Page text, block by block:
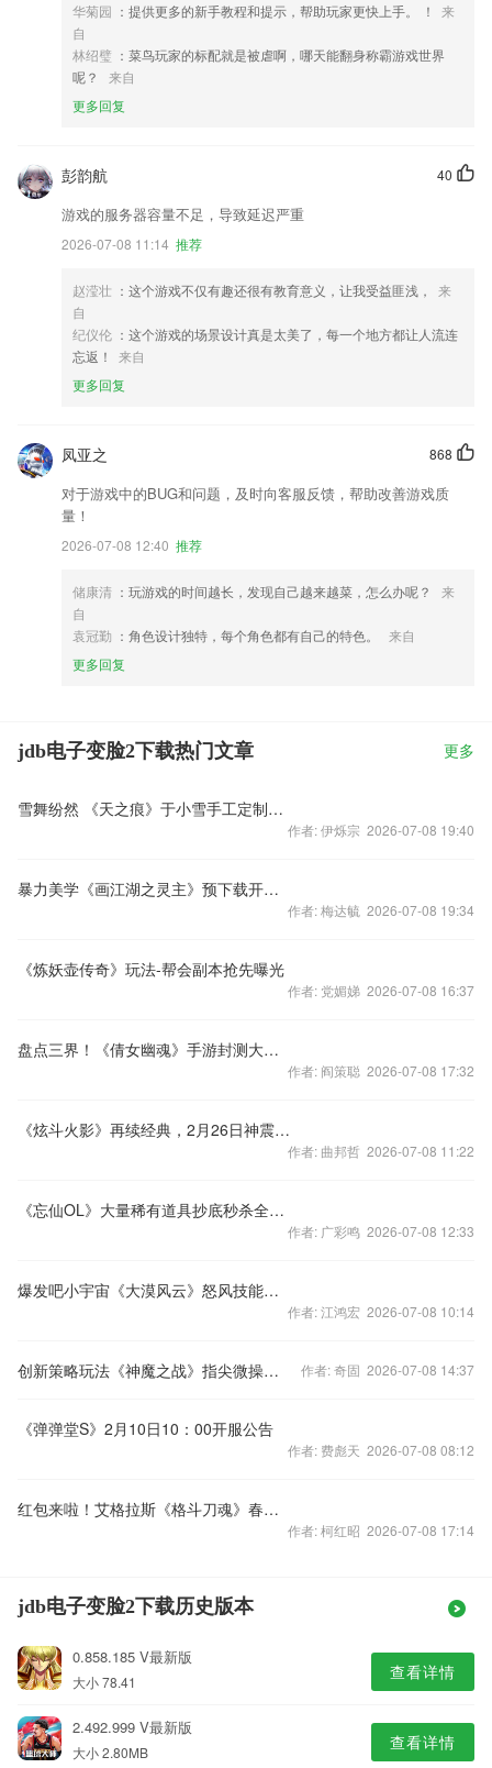
华菊园 ：提供更多的新手教程和提示，帮助玩家更快上手。 ！
来
自
林绍璧 ：菜鸟玩家的标配就是被虐啊，哪天能翻身称霸游戏世界
呢？
来自
更多回复
40
彭韵航
游戏的服务器容量不足，导致延迟严重
2026-07-08 11:14 推荐
赵滢壮 ：这个游戏不仅有趣还很有教育意义，让我受益匪浅，
来
自
纪仪伦 ：这个游戏的场景设计真是太美了，每一个地方都让人流连
忘返！
来自
更多回复
868
凤亚之
对于游戏中的BUG和问题，及时向客服反馈，帮助改善游戏质
量！
2026-07-08 12:40 推荐
储康清 ：玩游戏的时间越长，发现自己越来越菜，怎么办呢？
来
自
袁冠勤 ：角色设计独特，每个角色都有自己的特色。
来自
更多回复
jdb电子变脸2下载热门文章 更多
雪舞纷然 《天之痕》于小雪手工定制绝版手办曝光
作者: 伊烁宗 2026-07-08 19:40
暴力美学《画江湖之灵主》预下载开启送大礼包
作者: 梅达毓 2026-07-08 19:34
《炼妖壶传奇》玩法-帮会副本抢先曝光
作者: 党媚娣 2026-07-08 16:37
盘点三界！《倩女幽魂》手游封测大数据曝光
作者: 阎策聪 2026-07-08 17:32
《炫斗火影》再续经典，2月26日神震撼首测
作者: 曲邦哲 2026-07-08 11:22
《忘仙OL》大量稀有道具抄底秒杀全民疯抢
作者: 广彩鸣 2026-07-08 12:33
爆发吧小宇宙《大漠风云》怒风技能详解
作者: 江鸿宏 2026-07-08 10:14
创新策略玩法《神魔之战》指尖微操打响手游新时代 作者: 奇固 2026-07-08 14:37
《弹弹堂S》2月10日10：00开服公告
作者: 费彪天 2026-07-08 08:12
红包来啦！艾格拉斯《格斗刀魂》春节活动预告
作者: 柯红昭 2026-07-08 17:14
jdb电子变脸2下载历史版本
0.858.185 V最新版
大小 78.41 查看详情
2.492.999 V最新版
大小 2.80MB 查看详情